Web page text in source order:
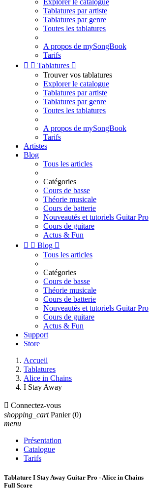
Explorer le catalogue
Tablatures par artiste
Tablatures par genre
Toutes les tablatures
A propos de mySongBook
Tarifs
  Tablatures 
Trouver vos tablatures
Explorer le catalogue
Tablatures par artiste
Tablatures par genre
Toutes les tablatures
A propos de mySongBook
Tarifs
Artistes
Blog
Tous les articles
Catégories
Cours de basse
Théorie musicale
Cours de batterie
Nouveautés et tutoriels Guitar Pro
Cours de guitare
Actus & Fun
  Blog 
Tous les articles
Catégories
Cours de basse
Théorie musicale
Cours de batterie
Nouveautés et tutoriels Guitar Pro
Cours de guitare
Actus & Fun
Support
Store
Accueil
Tablatures
Alice in Chains
I Stay Away
 Connectez-vous
shopping_cart Panier (0)
menu
Présentation
Catalogue
Tarifs
Tablature I Stay Away Guitar Pro - Alice in Chains
Full Score